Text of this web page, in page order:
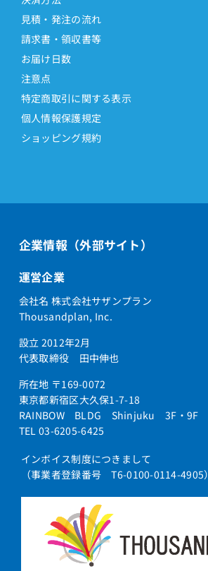
見積・発注の流れ
請求書・領収書等
お届け日数
注意点
特定商取引に関する表示
個人情報保護規定
ショッピング規約
企業情報（外部サイト）
運営企業
会社名 株式会社サザンプラン
Thousandplan, Inc.
設立 2012年2月
代表取締役 田中伸也
所在地 〒169-0072
東京都新宿区大久保1-7-18
RAINBOW BLDG Shinjuku 3F・9F
TEL 03-6205-6425
インボイス制度につきまして
（事業者登録番号 T6-0100-0114-4905）